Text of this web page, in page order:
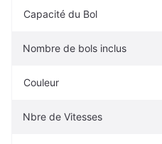
Capacité du Bol
Nombre de bols inclus
Couleur
Nbre de Vitesses